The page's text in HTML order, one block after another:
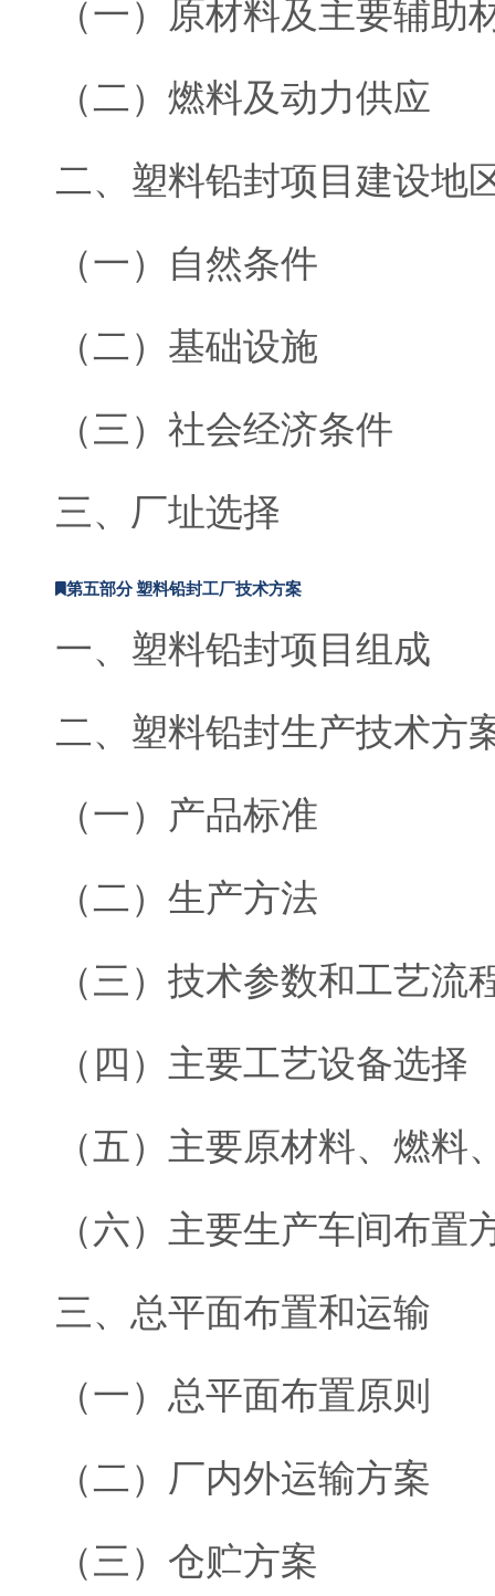
（一）原材料及主要辅助
（二）燃料及动力供应
二、塑料铅封项目建设地
（一）自然条件
（二）基础设施
（三）社会经济条件
三、厂址选择
第五部分 塑料铅封工厂技术方案
一、塑料铅封项目组成
二、塑料铅封生产技术方
（一）产品标准
（二）生产方法
（三）技术参数和工艺流
（四）主要工艺设备选择
（五）主要原材料、燃料
（六）主要生产车间布置
三、总平面布置和运输
（一）总平面布置原则
（二）厂内外运输方案
（三）仓贮方案